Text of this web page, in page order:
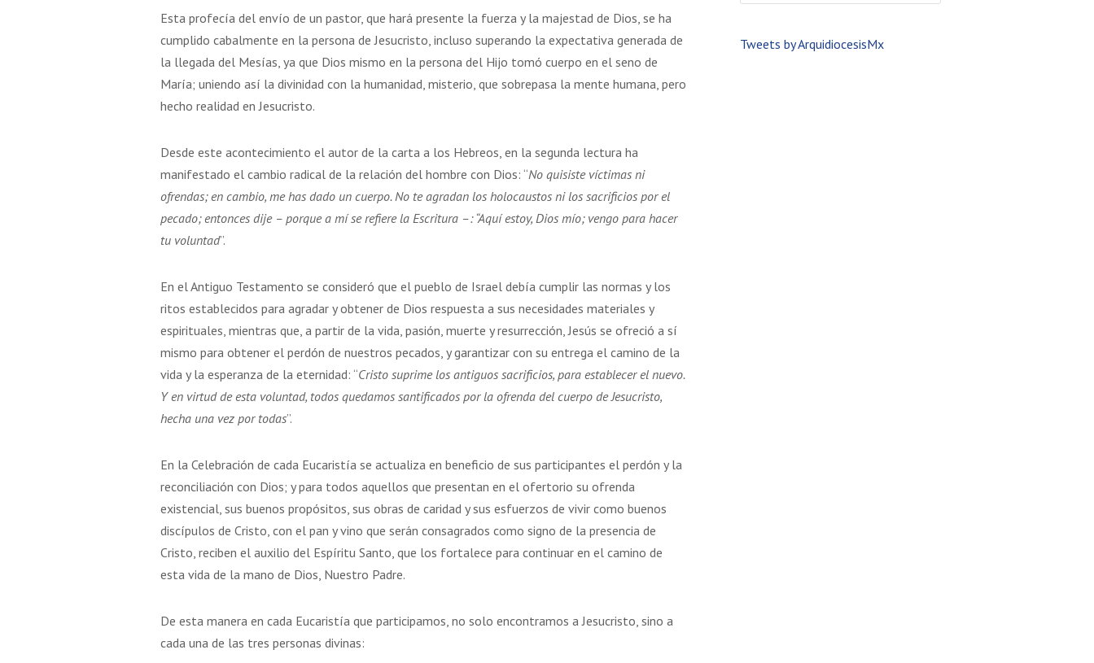
Esta profecía del envío de un pastor, que hará presente la fuerza y la majestad de Dios, se ha
cumplido cabalmente en la persona de Jesucristo, incluso superando la expectativa generada de
la llegada del Mesías, ya que Dios mismo en la persona del Hijo tomó cuerpo en el seno de
María; uniendo así la divinidad con la humanidad, misterio, que sobrepasa la mente humana, pero
hecho realidad en Jesucristo.
Desde este acontecimiento el autor de la carta a los Hebreos, en la segunda lectura ha
manifestado el cambio radical de la relación del hombre con Dios: “No quisiste víctimas ni
ofrendas; en cambio, me has dado un cuerpo. No te agradan los holocaustos ni los sacrificios por el
pecado; entonces dije – porque a mí se refiere la Escritura –: “Aquí estoy, Dios mío; vengo para hacer
tu voluntad”.
En el Antiguo Testamento se consideró que el pueblo de Israel debía cumplir las normas y los
ritos establecidos para agradar y obtener de Dios respuesta a sus necesidades materiales y
espirituales, mientras que, a partir de la vida, pasión, muerte y resurrección, Jesús se ofreció a sí
mismo para obtener el perdón de nuestros pecados, y garantizar con su entrega el camino de la
vida y la esperanza de la eternidad: “Cristo suprime los antiguos sacrificios, para establecer el nuevo.
Y en virtud de esta voluntad, todos quedamos santificados por la ofrenda del cuerpo de Jesucristo,
hecha una vez por todas”.
En la Celebración de cada Eucaristía se actualiza en beneficio de sus participantes el perdón y la
reconciliación con Dios; y para todos aquellos que presentan en el ofertorio su ofrenda
existencial, sus buenos propósitos, sus obras de caridad y sus esfuerzos de vivir como buenos
discípulos de Cristo, con el pan y vino que serán consagrados como signo de la presencia de
Cristo, reciben el auxilio del Espíritu Santo, que los fortalece para continuar en el camino de
esta vida de la mano de Dios, Nuestro Padre.
De esta manera en cada Eucaristía que participamos, no solo encontramos a Jesucristo, sino a
cada una de las tres personas divinas:
Tweets by ArquidiocesisMx